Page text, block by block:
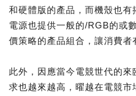
和硬體版的產品，而機殼也有
電源也提供一般的/RGB的或
價策略的產品組合，讓消費者
此外，因應當今電競世代的
求也越來越高，曜越在電競